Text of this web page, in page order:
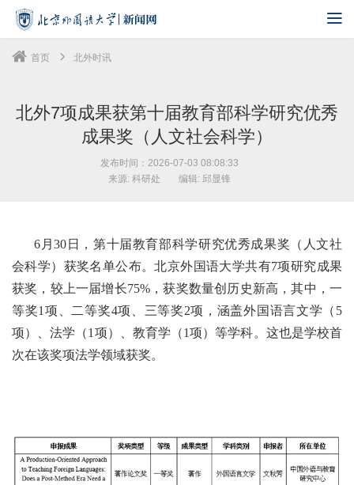
首页 北外时讯
北外7项成果获第十届教育部科学研究优秀
成果奖（人文社会科学）
发布时间：2026-07-03 08:08:33
来源: 科研处
编辑: 邱显锋
6月30日，第十届教育部科学研究优秀成果奖（人文社
会科学）获奖名单公布。北京外国语大学共有7项研究成果
获奖，较上一届增长75%，获奖数量创历史新高，其中，一
等奖1项、二等奖4项、三等奖2项，涵盖外国语言文学（5
项）、法学（1项）、教育学（1项）等学科。这也是学校首
次在该奖项法学领域获奖。